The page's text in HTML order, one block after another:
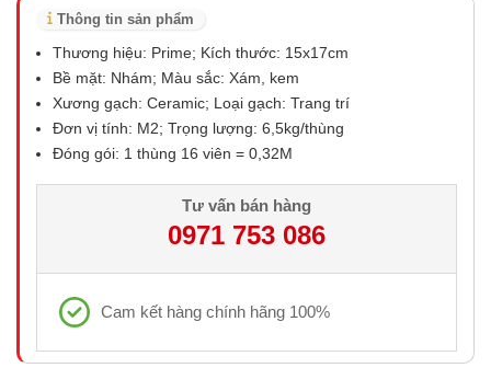
Thông tin sản phẩm
Thương hiệu: Prime; Kích thước: 15x17cm
Bề mặt: Nhám; Màu sắc: Xám, kem
Xương gạch: Ceramic; Loại gạch: Trang trí
Đơn vị tính: M2; Trọng lượng: 6,5kg/thùng
Đóng gói: 1 thùng 16 viên = 0,32M
Tư vấn bán hàng
0971 753 086
Cam kết hàng chính hãng 100%